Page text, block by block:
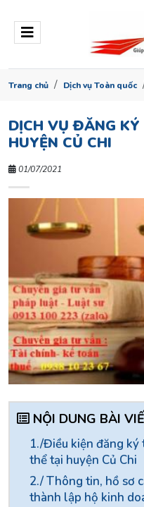
Trang chủ Dịch vụ Toàn quốc
DỊCH VỤ ĐĂNG
HUYỆN CỦ CHI
01/07/2021
NỘI DUNG BÀI
1./Điều kiện đăng
thể tại huyện Củ Chi
2./ Thông tin, hồ sơ
thành lập hộ kinh